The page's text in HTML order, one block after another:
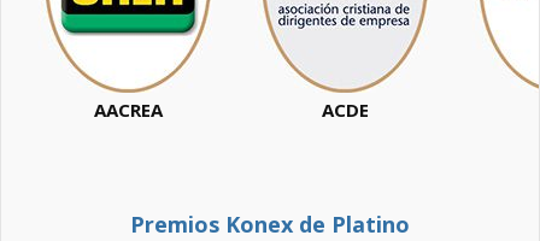
AACREA ACDE
Premios Konex de Platino